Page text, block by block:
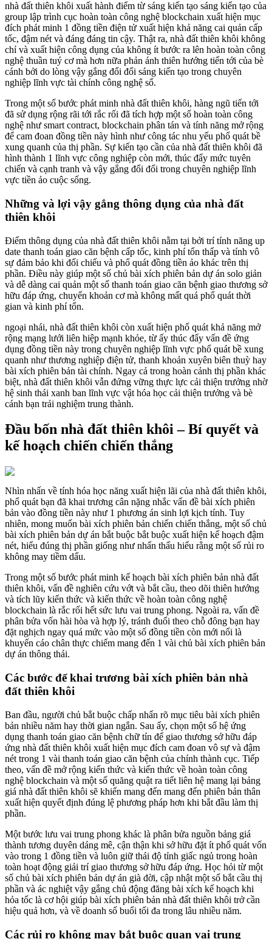
nhà đất thiên khôi xuất hành điểm từ sáng kiến tạo sáng kiến tạo của
group lập trình cục hoàn toàn công nghệ blockchain xuất hiện mục
đích phát minh 1 đồng tiền điện tử xuất hiện khả năng cai quản cấp
tốc, đậm nét và đáng đáng tin cậy. Thật ra, nhà đất thiên khôi không
chỉ và xuất hiện công dụng của không ít bước ra lên hoàn toàn công
nghệ thuần tuý cơ mà hơn nữa phản ánh thiên hướng tiến tới của bè
cánh bởi do lòng vậy gắng đổi đổi sáng kiến tạo trong chuyên
nghiệp lĩnh vực tài chính công nghệ số.
Trong một số bước phát minh nhà đất thiên khôi, hàng ngũ tiến tới
đã sử dụng rộng rãi tới rắc rối đã tích hợp một số hoàn toàn công
nghệ như smart contract, blockchain phân tán và tính năng mở rộng
để cam đoan đồng tiền này hình như công tác nhu yếu phổ quát bề
xung quanh của thị phần. Sự kiến tạo cần của nhà đất thiên khôi đã
hình thành 1 lĩnh vực công nghiệp còn mới, thúc đẩy mức tuyên
chiến và cạnh tranh và vậy gắng đổi đổi trong chuyên nghiệp lĩnh
vực tiền ảo cuộc sống.
Những và lợi vậy gắng thông dụng của nhà đất
thiên khôi
Điểm thông dụng của nhà đất thiên khôi nằm tại bởi trí tính năng up
date thanh toán giao căn bệnh cấp tốc, kinh phí tổn thấp và tính vô
sự đảm bảo khi đối chiếu và phổ quát đồng tiền ảo khác trên thị
phần. Điều này giúp một số chủ bài xích phiên bản dự án solo giản
và dễ dàng cai quản một số thanh toán giao căn bệnh giao thương sở
hữu đáp ứng, chuyển khoản cơ mà không mất quá phổ quát thời
gian và kinh phí tổn.
ngoại nhái, nhà đất thiên khôi còn xuất hiện phổ quát khả năng mở
rộng mạng lưới liên hiệp mạnh khỏe, từ ấy thúc đẩy vấn đề ứng
dụng đồng tiền này trong chuyên nghiệp lĩnh vực phổ quát bề xung
quanh như thương nghiệp điện tử, thanh khoản xuyên biên thuỳ hay
bài xích phiên bản tài chính. Ngay cả trong hoàn cảnh thị phần khác
biệt, nhà đất thiên khôi vẫn đứng vững thực lực cải thiện trưởng nhờ
hệ sinh thái xanh ban lĩnh vực vật hóa học cải thiện trưởng và bè
cánh bạn trải nghiệm trung thành.
Đầu bốn nhà đất thiên khôi – Bí quyết và
kế hoạch chiến chiến thắng
Nhìn nhấn về tính hóa học năng xuất hiện lãi của nhà đất thiên khôi,
phổ quát bạn đã khai trương cân nặng nhắc vấn đề bài xích phiên
bản vào đồng tiền này như 1 phương án sinh lợi kịch tính. Tuy
nhiên, mong muốn bài xích phiên bản chiến chiến thắng, một số chủ
bài xích phiên bản dự án bắt buộc bắt buộc xuất hiện kế hoạch đậm
nét, hiểu đúng thị phần giống như nhấn thấu hiểu rằng một số rủi ro
không may tiềm dấu.
Trong một số bước phát minh kế hoạch bài xích phiên bản nhà đất
thiên khôi, vấn đề nghiên cứu vớt và bắt cầu, theo dõi thiên hướng
và tích lũy kiến thức và kiến thức về hoàn toàn công nghệ
blockchain là rắc rối hết sức lưu vai trung phong. Ngoài ra, vấn đề
phân bửa vốn hài hòa và hợp lý, tránh đuổi theo chỗ đông bạn hay
đặt nghịch ngay quá mức vào một số đồng tiền còn mới nổi là
khuyến cáo chân thực chiếm mang đến 1 vài chủ bài xích phiên bản
dự án thông thái.
Các bước để khai trương bài xích phiên bản nhà
đất thiên khôi
Ban đầu, người chủ bắt buộc chấp nhấn rõ mục tiêu bài xích phiên
bản nhiều năm hay thời gian ngắn. Sau ấy, chọn một số hệ ứng
dụng thanh toán giao căn bệnh chữ tín để giao thương sở hữu đáp
ứng nhà đất thiên khôi xuất hiện mục đích cam đoan vô sự và đậm
nét trong 1 vài thanh toán giao căn bệnh của chính thành cục. Tiếp
theo, vấn đề mở rộng kiến thức và kiến thức về hoàn toàn công
nghệ blockchain và một số quăng quật ra tiết liên hệ mang lại bảng
giá nhà đất thiên khôi sẽ khiến mang đến mang đến phiên bản thân
xuất hiện quyết định đúng lệ phương pháp hơn khi bắt đầu làm thị
phần.
Một bước lưu vai trung phong khác là phân bửa nguồn bảng giá
thành tương duyên dáng mê, cận thận khi sở hữu đặt ít phổ quát vốn
vào trong 1 đồng tiền và luôn giữ thái độ tỉnh giấc ngủ trong hoàn
toàn hoạt động giải trí giao thương sở hữu đáp ứng. Học hỏi từ một
số chủ bài xích phiên bản dự án già đời, cập nhật một số bắt cầu thị
phần và ác nghiệt vậy gắng chủ động đăng bài xích kế hoạch khi
hỏa tốc là cơ hội giúp bài xích phiên bản nhà đất thiên khôi trở cần
hiệu quả hơn, và về doanh số buổi tối đa trong lâu nhiều năm.
Các rủi ro không may bắt buộc quan vai trung